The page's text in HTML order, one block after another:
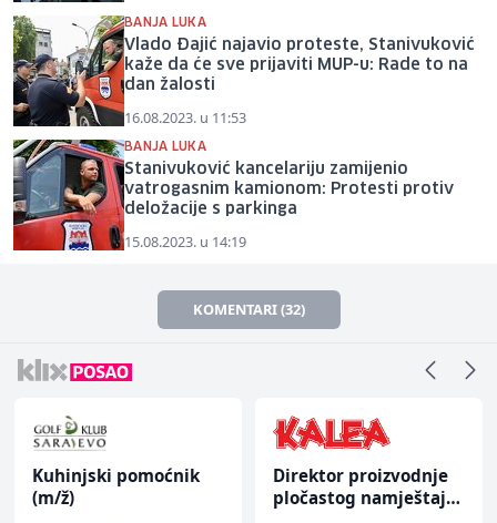
BANJA LUKA
Vlado Đajić najavio proteste, Stanivuković
kaže da će sve prijaviti MUP-u: Rade to na
dan žalosti
16.08.2023. u 11:53
BANJA LUKA
Stanivuković kancelariju zamijenio
vatrogasnim kamionom: Protesti protiv
deložacije s parkinga
15.08.2023. u 14:19
KOMENTARI (32)
Kuhinjski pomoćnik
(m/ž)
Direktor proizvodnje
pločastog namještaja